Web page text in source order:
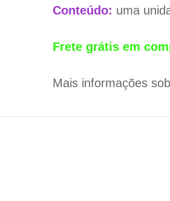
Conteúdo: uma
Frete grátis em
Mais informações